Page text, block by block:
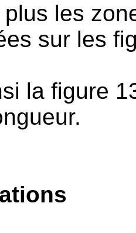
plus les
sur les
la figure